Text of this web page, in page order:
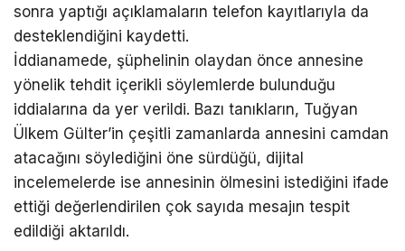
sonra yaptığı açıklamaların telefon kayıtlarıyla da
desteklendiğini kaydetti.
İddianamede, şüphelinin olaydan önce annesine
yönelik tehdit içerikli söylemlerde bulunduğu
iddialarına da yer verildi. Bazı tanıkların, Tuğyan
Ülkem Gülter’in çeşitli zamanlarda annesini camdan
atacağını söylediğini öne sürdüğü, dijital
incelemelerde ise annesinin ölmesini istediğini ifade
ettiği değerlendirilen çok sayıda mesajın tespit
edildiği aktarıldı.